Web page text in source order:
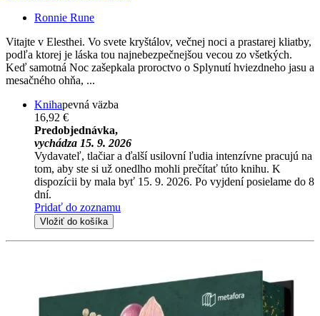
Ronnie Rune
Vitajte v Elesthei. Vo svete kryštálov, večnej noci a prastarej kliatby,
podľa ktorej je láska tou najnebezpečnejšou vecou zo všetkých.
Keď samotná Noc zašepkala proroctvo o Splynutí hviezdneho jasu a
mesačného ohňa, ...
Knihapevná väzba
16,92 €
Predobjednávka,
vychádza 15. 9. 2026
Vydavateľ, tlačiar a ďalší usilovní ľudia intenzívne pracujú na
tom, aby ste si už onedlho mohli prečítať túto knihu. K
dispozícii by mala byť 15. 9. 2026. Po vyjdení posielame do 8
dní.
Pridať do zoznamu
Vložiť do košíka